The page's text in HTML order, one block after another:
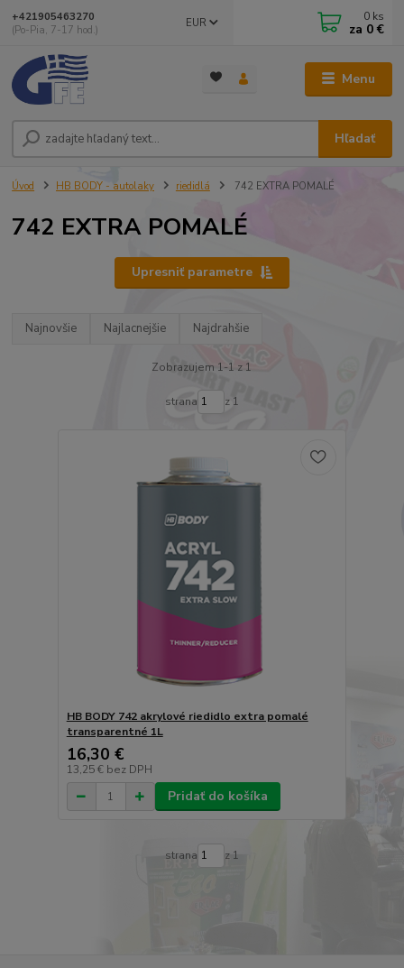
Menu
EUR
Hľadať
+421905463270
(Po-Pia, 7-17 hod.)
0 ks
za 0 €
Úvod HB BODY - autolaky riedidlá 742 EXTRA POMALÉ
742 EXTRA POMALÉ
Upresniť parametre
Najnovšie Najlacnejšie Najdrahšie
Zobrazujem 1-1 z 1
strana z 1
HB BODY 742 akrylové riedidlo extra pomalé
transparentné 1L
16,30 €
13,25 € bez DPH
Pridať do košíka
strana z 1